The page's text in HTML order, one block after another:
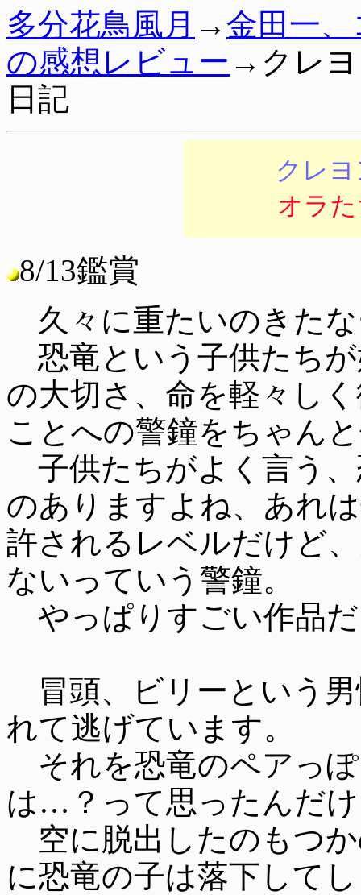
多分花鳥風月 → 金田一
の感想レビュー →クレヨ
日記
クレ
オラ
8/13鑑賞
久々に重たいのきた
恐竜という子供たち
の大切さ、命を軽々し
ことへの警鐘をちゃん
子供たちがよく言う
のありますよね、あれ
許されるレベルだけど
ないっていう警鐘。
やっぱりすごい作品
冒頭、ビリーという
れて逃げています。
それを恐竜のペアっ
は…？って思ったんだ
空に脱出したのもつ
に恐竜の子は落下して